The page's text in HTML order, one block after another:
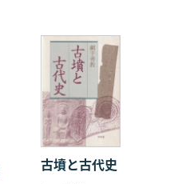
古墳と古代史